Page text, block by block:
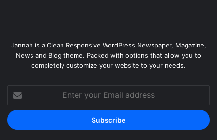
Jannah is a Clean Responsive WordPress Newspaper, Magazine,
News and Blog theme. Packed with options that allow you to
completely customize your website to your needs.
your
Email
address